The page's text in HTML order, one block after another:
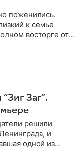
поженились.
к семье
восторге от
Заг”.
решили
и
одной из